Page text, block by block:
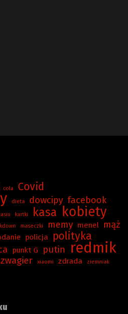
cola Covid
dieta dowcipy facebook
kartki kasa kobiety
maseczki memy menel mąż
policja polityka
punkt G putin redmik
xiaomi zdrada
ziemniak